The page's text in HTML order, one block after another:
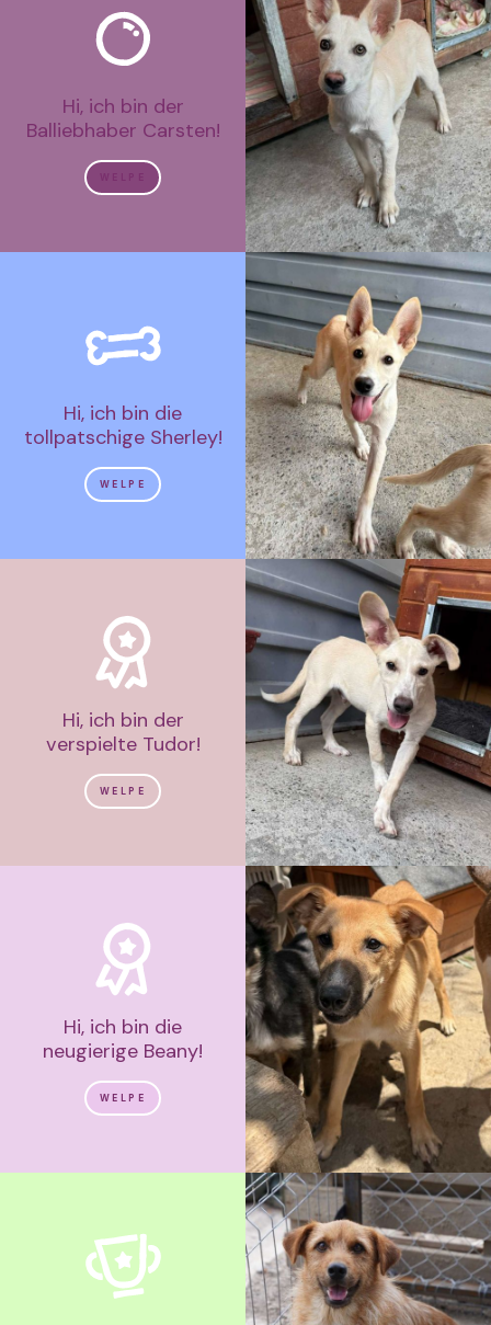
Hi, ich bin der
Balliebhaber Carsten!
Hi, ich bin die
tollpatschige Sherley!
WELPE
Hi, ich bin der
verspielte Tudor!
WELPE
Hi, ich bin die
neugierige Beany!
WELPE